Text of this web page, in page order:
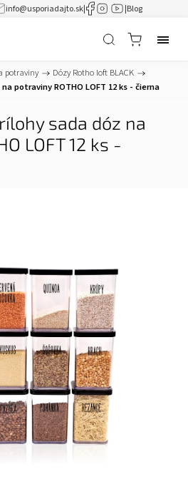
info@usporiadajto.sk| |Blog
potraviny / Dózy Rotho loft BLACK /
potraviny ROTHO LOFT 12 ks - čierna
sada dóz na
LOFT 12 ks -